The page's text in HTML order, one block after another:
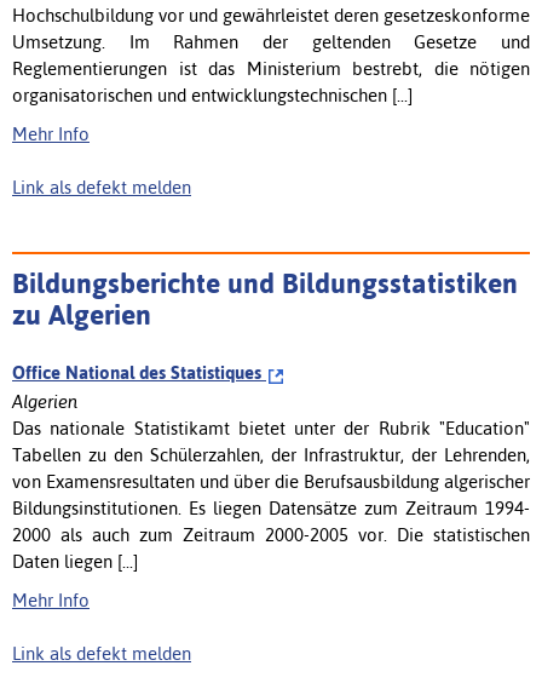
Hochschulbildung vor und gewährleistet deren gesetzeskonforme
Umsetzung. Im Rahmen der geltenden Gesetze und
Reglementierungen ist das Ministerium bestrebt, die nötigen
organisatorischen und entwicklungstechnischen [...]
Mehr Info
Link als defekt melden
Bildungsberichte und Bildungsstatistiken
zu Algerien
Office National des Statistiques
Algerien
Das nationale Statistikamt bietet unter der Rubrik "Education"
Tabellen zu den Schülerzahlen, der Infrastruktur, der Lehrenden,
von Examensresultaten und über die Berufsausbildung algerischer
Bildungsinstitutionen. Es liegen Datensätze zum Zeitraum 1994-
2000 als auch zum Zeitraum 2000-2005 vor. Die statistischen
Daten liegen [...]
Mehr Info
Link als defekt melden